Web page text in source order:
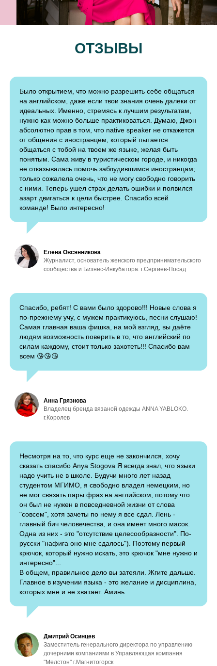
ОТЗЫВЫ
Было открытием, что можно разрешить себе общаться
на английском, даже если твои знания очень далеки от
идеальных. Именно, стремясь к лучшим результатам,
нужно как можно больше практиковаться. Думаю, Джон
абсолютно прав в том, что native speaker не откажется
от общения с иностранцем, который пытается
общаться с тобой на твоем же языке, желая быть
понятым. Сама живу в туристическом городе, и никогда
не отказывалась помочь заблудившимся иностранцам;
только сожалела очень, что не могу свободно говорить
с ними. Теперь ушел страх делать ошибки и появился
азарт двигаться к цели быстрее. Спасибо всей
команде! Было интересно!
Елена Овсянникова
Журналист, основатель женского предпринимательского
сообщества и Бизнес-Инкубатора. г.Сергиев-Посад
Спасибо, ребят! С вами было здорово!!! Новые слова я
по-прежнему учу, с мужем практикуюсь, песни слушаю!
Самая главная ваша фишка, на мой взгляд, вы даёте
людям возможность поверить в то, что английский по
силам каждому, стоит только захотеть!!! Спасибо вам
всем 😘😘😘
Анна Грязнова
Владелец бренда вязаной одежды ANNA YABLOKO.
г.Королев
Несмотря на то, что курс еще не закончился, хочу
сказать спасибо Anya Stogova Я всегда знал, что языки
надо учить не в школе. Будучи много лет назад
студентом МГИМО, я свободно владел немецким, но
не мог связать пары фраз на английском, потому что
он был не нужен в повседневной жизни от слова
"совсем", хотя зачеты по нему я все сдал. Лень -
главный бич человечества, и она имеет много масок.
Одна из них - это "отсутствие целесообразности". По-
русски "нафига оно мне сдалось"). Поэтому первый
крючок, который нужно искать, это крючок "мне нужно и
интересно"...
В общем, правильное дело вы затеяли. Жгите дальше.
Главное в изучении языка - это желание и дисциплина,
которых мне и не хватает. Аминь
Дмитрий Осинцев
Заместитель генерального директора по управлению
дочерними компаниями в Управляющая компания
"Мелстон" г.Магнитогорск